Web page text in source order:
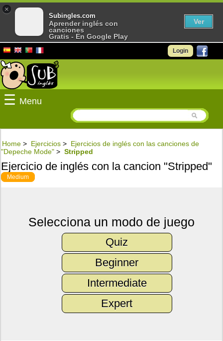
Login
☰ Menu
Home > Ejercicios > Ejercicios de inglés con las canciones de
"Depeche Mode" > Stripped
Ejercicio de inglés con la cancion "Stripped"
Medium
Selecciona un modo de juego
Quiz
Beginner
Intermediate
Expert
×
Subingles.com
Aprender inglés con
canciones
Gratis - En Google Play
Ver